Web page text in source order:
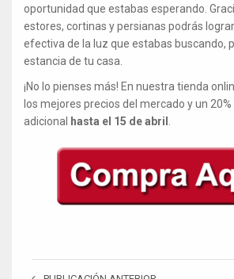
oportunidad que estabas esperando.
estores, cortinas y persianas podrás
efectiva de la luz que estabas buscando,
estancia de tu casa.
¡No lo pienses más! En nuestra tienda
los mejores precios del mercado y un
adicional
hasta el 15 de abril